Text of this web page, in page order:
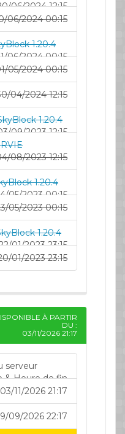
06/2024 12:15
06/2024 00:15
1.20.4
06/2024 00:15
05/2024 00:15
04/2024 12:15
1.20.4
09/2023 12:15
08/2023 12:15
1.20.4
05/2023 00:15
05/2023 00:15
1.20.4
01/2023 23:15
01/2023 23:15
À PARTIR
DU :
03/11/2026 21:17
serveur
& Heure de fin
03/11/2026 21:17
09/2026 22:17